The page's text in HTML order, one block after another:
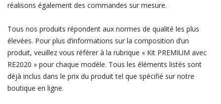
réalisons également des commandes sur mesure.
Tous nos produits répondent aux normes de qualité les plus
élevées. Pour plus d’informations sur la composition d’un
produit, veuillez vous référer à la rubrique « Kit PREMIUM avec
RE2020 » pour chaque modèle. Tous les éléments listés sont
déjà inclus dans le prix du produit tel que spécifié sur notre
boutique en ligne.